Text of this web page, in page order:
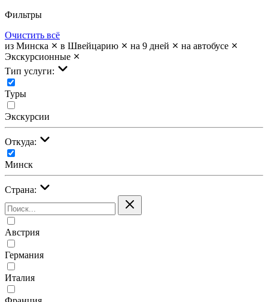
Фильтры
Очистить всё
из Минска
в Швейцарию на 9 дней
на автобусе
Экскурсионные
Тип услуги:
Туры
Экскурсии
Откуда:
Минск
Страна:
Австрия
Германия
Италия